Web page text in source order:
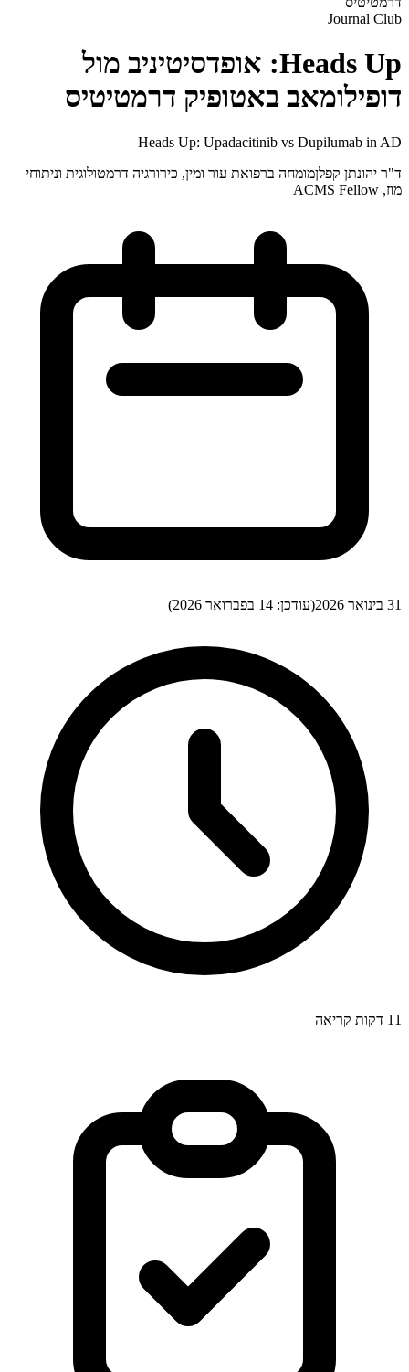
Journal Club
Heads Up: אופדסיטיניב מול
דופילומאב באטופיק דרמטיטיס
Heads Up: Upadacitinib vs Dupilumab in AD
ד"ר יהונתן קפלןמומחה ברפואת עור ומין, כירורגיה דרמטולוגית וניתוחי
מוז, ACMS Fellow
31 בינואר 2026 (עודכן: 14 בפברואר 2026 )
11 דקות קריאה